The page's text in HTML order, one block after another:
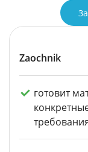
Zaochnik
готовит